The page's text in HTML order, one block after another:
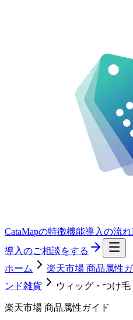
CataMapの特徴機能導入の流れ
導入のご相談をする
ホーム
楽天市場 商品属性
ンド雑貨
ウィッグ・つけ毛
楽天市場 商品属性ガイド